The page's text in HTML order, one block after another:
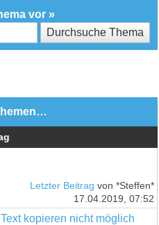
vor »
Letzter Beitrag von *Steffen*
17.04.2019, 07:52
kopieren nicht möglich